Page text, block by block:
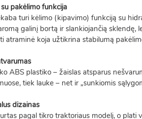
pakėlimo funkcija
turi kėlimo (kipavimo) funkciją su
galinį bortą ir slankiojančią
atraminė koja užtikrina stabilumą
ABS plastiko – žaislas atsparus
tiek lauke – net ir „sunkiomis
dizainas
pagal tikro traktoriaus modelį, o plati